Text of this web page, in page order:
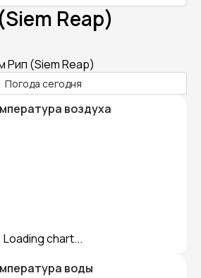
Reap)
(Siem Reap)
Погода сегодня
воздуха
Loading chart...
воды